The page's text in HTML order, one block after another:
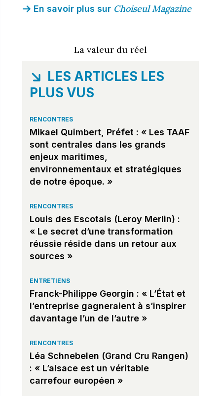
En savoir plus sur Choiseul Magazine
La valeur du réel
LES ARTICLES LES
PLUS VUS
RENCONTRES
Mikael Quimbert, Préfet : « Les TAAF
sont centrales dans les grands
enjeux maritimes,
environnementaux et stratégiques
de notre époque. »
RENCONTRES
Louis des Escotais (Leroy Merlin) :
« Le secret d’une transformation
réussie réside dans un retour aux
sources »
ENTRETIENS
Franck-Philippe Georgin : « L’État et
l’entreprise gagneraient à s’inspirer
davantage l’un de l’autre »
RENCONTRES
Léa Schnebelen (Grand Cru Rangen)
: « L’alsace est un véritable
carrefour européen »